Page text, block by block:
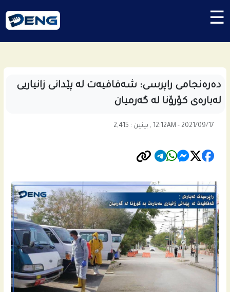
☰
ده‌ره‌نجامى راپرسی: شه‌فافیه‌ت له‌ پێدانى زانیاریی
له‌باره‌ى كۆرۆنا له‌ گه‌رمیان
12:12AM - 2021/09/17 , بینین : 2,415